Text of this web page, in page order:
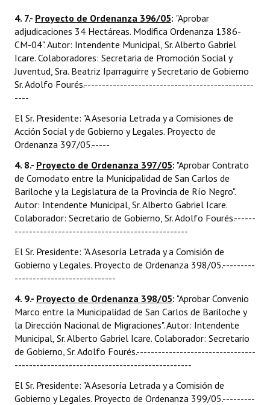
4. 7.- Proyecto de Ordenanza 396/05: "Aprobar
adjudicaciones 34 Hectáreas. Modifica Ordenanza 1386-
CM-04". Autor: Intendente Municipal, Sr. Alberto Gabriel
Icare. Colaboradores: Secretaria de Promoción Social y
Juventud, Sra. Beatriz Iparraguirre y Secretario de Gobierno
Sr. Adolfo Fourés.-----------------------------------------------
----
El Sr. Presidente: "A Asesoría Letrada y a Comisiones de
Acción Social y de Gobierno y Legales. Proyecto de
Ordenanza 397/05.-----
4. 8.- Proyecto de Ordenanza 397/05: "Aprobar Contrato
de Comodato entre la Municipalidad de San Carlos de
Bariloche y la Legislatura de la Provincia de Río Negro".
Autor: Intendente Municipal, Sr. Alberto Gabriel Icare.
Colaborador: Secretario de Gobierno, Sr. Adolfo Fourés.------
------------------------------------------------
El Sr. Presidente: "A Asesoría Letrada y a Comisión de
Gobierno y Legales. Proyecto de Ordenanza 398/05.---------
----------------------------
4. 9.- Proyecto de Ordenanza 398/05: "Aprobar Convenio
Marco entre la Municipalidad de San Carlos de Bariloche y
la Dirección Nacional de Migraciones". Autor: Intendente
Municipal, Sr. Alberto Gabriel Icare. Colaborador: Secretario
de Gobierno, Sr. Adolfo Fourés.---------------------------------
-------------------------------------------------
El Sr. Presidente: "A Asesoría Letrada y a Comisión de
Gobierno y Legales. Proyecto de Ordenanza 399/05.---------